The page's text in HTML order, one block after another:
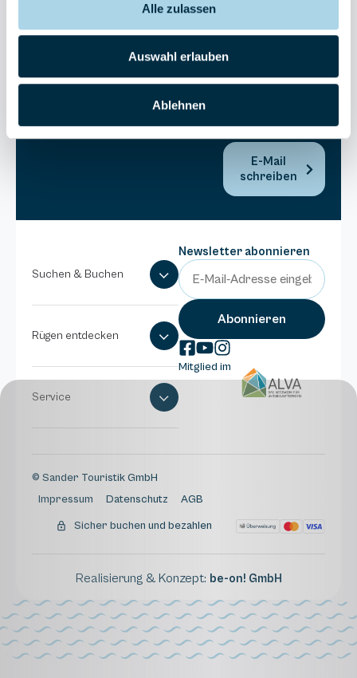
Alle zulassen
Auswahl erlauben
Ablehnen
038393-
Anlage
Sterne
E-Mail
schreiben
Suchen & Buchen
Rügen entdecken
Service
Newsletter abonnieren
Mitglied im
© Sander Touristik GmbH
Impressum
Datenschutz AGB
Sicher buchen und bezahlen
Realisierung & Konzept: be-on! GmbH